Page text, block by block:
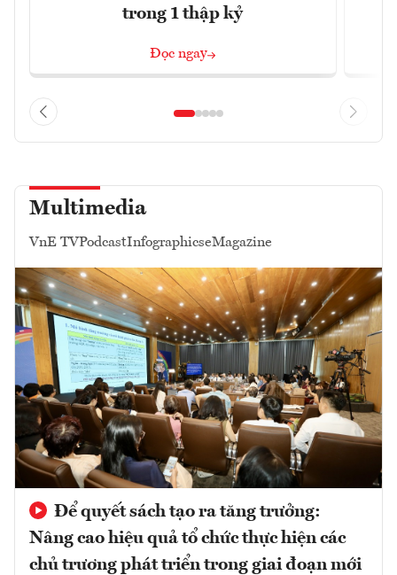
trong 1 thập kỷ
Đọc ngay
Multimedia
VnE TVPodcastInfographicseMagazine
Để quyết sách tạo ra tăng trưởng:
Nâng cao hiệu quả tổ chức thực hiện các
chủ trương phát triển trong giai đoạn mới